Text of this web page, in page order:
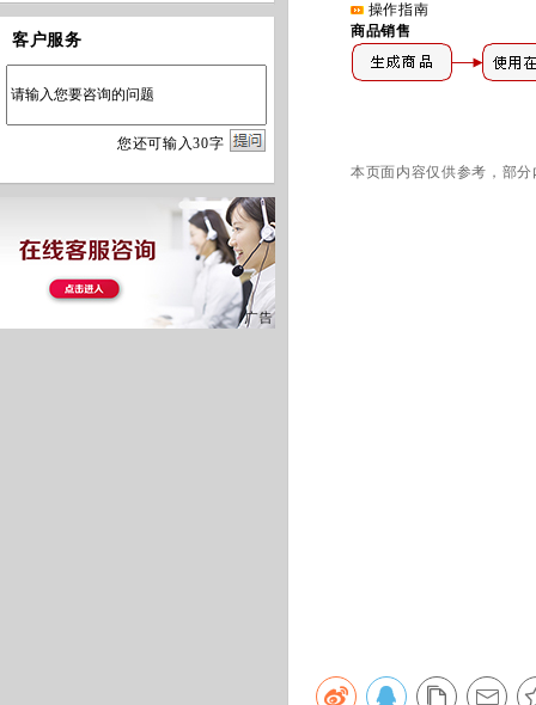
客户服务
您还可输入30字
操作指南
商品销售
本页面内容仅供参考，部